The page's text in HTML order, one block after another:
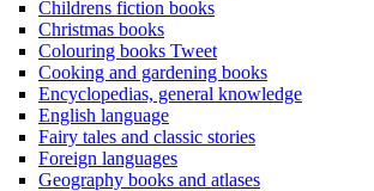
Childrens fiction books
Christmas books
Colouring books Tweet
Cooking and gardening books
Encyclopedias, general knowledge
English language
Fairy tales and classic stories
Foreign languages
Geography books and atlases